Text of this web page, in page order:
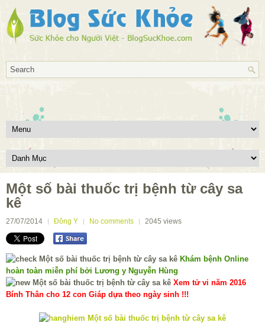
Một số bài thuốc trị bệnh từ cây sa
kê
27/07/2014 Đông Y No comments 2045 views
Khám bệnh Online
hoàn toàn miễn phí bởi Lương y Nguyễn Hùng
Xem tử vi năm 2016
Bính Thân cho 12 con Giáp dựa theo ngày sinh !!!